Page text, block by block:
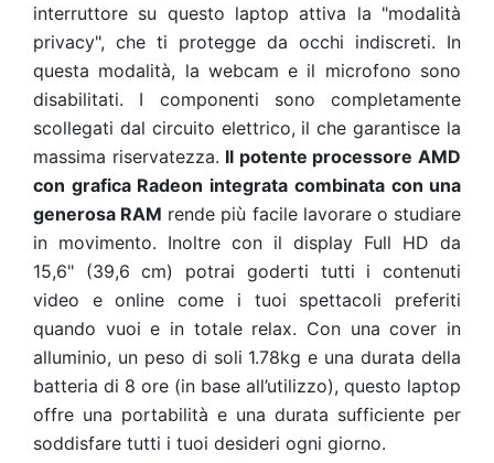
interruttore su questo laptop attiva la "modalità
privacy", che ti protegge da occhi indiscreti. In
questa modalità, la webcam e il microfono sono
disabilitati. I componenti sono completamente
scollegati dal circuito elettrico, il che garantisce la
massima riservatezza. Il potente processore AMD
con grafica Radeon integrata combinata con una
generosa RAM rende più facile lavorare o studiare
in movimento. Inoltre con il display Full HD da
15,6" (39,6 cm) potrai goderti tutti i contenuti
video e online come i tuoi spettacoli preferiti
quando vuoi e in totale relax. Con una cover in
alluminio, un peso di soli 1.78kg e una durata della
batteria di 8 ore (in base all’utilizzo), questo laptop
offre una portabilità e una durata sufficiente per
soddisfare tutti i tuoi desideri ogni giorno.